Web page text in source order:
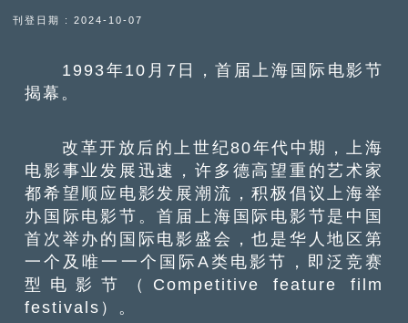
刊登日期 : 2024-10-07
1993年10月7日，首届上海国际电影节
揭幕。
改革开放后的上世纪80年代中期，上海
电影事业发展迅速，许多德高望重的艺术家
都希望顺应电影发展潮流，积极倡议上海举
办国际电影节。首届上海国际电影节是中国
首次举办的国际电影盛会，也是华人地区第
一个及唯一一个国际A类电影节，即泛竞赛
型电影节（Competitive feature film
festivals）。